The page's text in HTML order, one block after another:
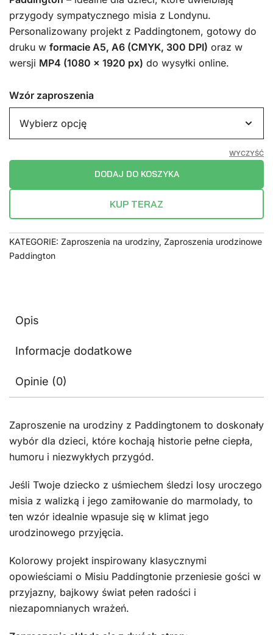
wynosiła:
29,99 zł.
wynosi:
14,99 zł.
przygody sympatycznego misia z Londynu.
Personalizowany projekt z Paddingtonem, gotowy do
druku w formacie A5, A6 (CMYK, 300 DPI) oraz w
wersji MP4 (1080 x 1920 px) do wysyłki online.
Wzór zaproszenia
WYCZYŚĆ
DODAJ DO KOSZYKA
KUP TERAZ
KATEGORIE: Zaproszenia na urodziny, Zaproszenia urodzinowe
Paddington
Opis
Informacje dodatkowe
Opinie (0)
Zaproszenie na urodziny z Paddingtonem to doskonały
wybór dla dzieci, które kochają historie pełne ciepła,
humoru i niezwykłych przygód.
Jeśli Twoje dziecko z uśmiechem śledzi losy uroczego
misia z walizką i jego zamiłowanie do marmolady, to
ten wzór idealnie wpasuje się w klimat jego
urodzinowego przyjęcia.
Kolorowy projekt inspirowany klasycznymi
opowieściami o Misiu Paddingtonie przeniesie gości w
przyjazny, bajkowy świat pełen radości i
niezapomnianych wrażeń.